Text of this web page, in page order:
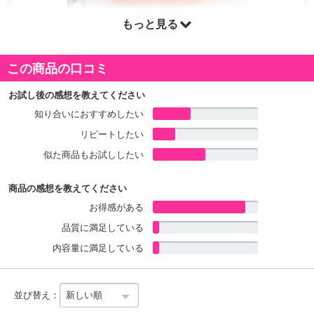
もっと見る
この商品の口コミ
お試し後の感想を教えてください
知り合いにおすすめしたい
リピートしたい
似た商品もお試ししたい
商品の感想を教えてください
お得感がある
品質に満足している
内容量に満足している
並び替え：